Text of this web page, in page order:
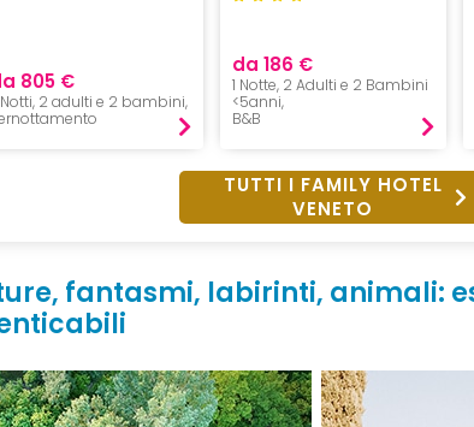
805 €
2 adulti e 2 bambini,
da 186 €
1 Notte, 2 Adulti e 2 Bambini
<5anni,
B&B
TUTTI I FAMILY HOTEL
VENETO
fantasmi, labirinti, animali: